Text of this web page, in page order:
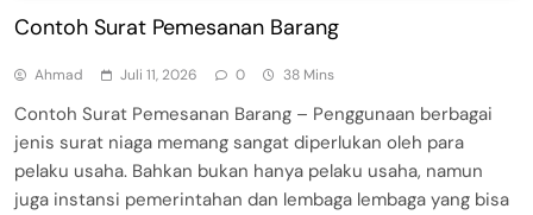
Contoh Surat Pemesanan Barang
Ahmad Juli 11, 2026 0 38 Mins
Contoh Surat Pemesanan Barang – Penggunaan berbagai
jenis surat niaga memang sangat diperlukan oleh para
pelaku usaha. Bahkan bukan hanya pelaku usaha, namun
juga instansi pemerintahan dan lembaga lembaga yang bisa